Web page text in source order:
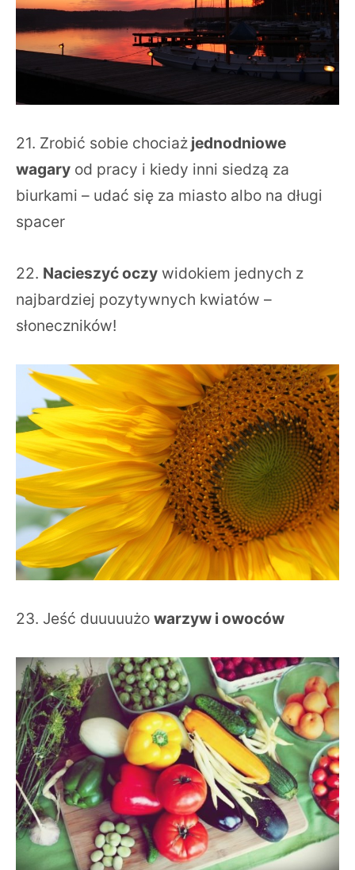
21. Zrobić sobie chociaż jednodniowe
wagary od pracy i kiedy inni siedzą za
biurkami – udać się za miasto albo na długi
spacer
22. Nacieszyć oczy widokiem jednych z
najbardziej pozytywnych kwiatów –
słoneczników!
23. Jeść duuuuużo warzyw i owoców